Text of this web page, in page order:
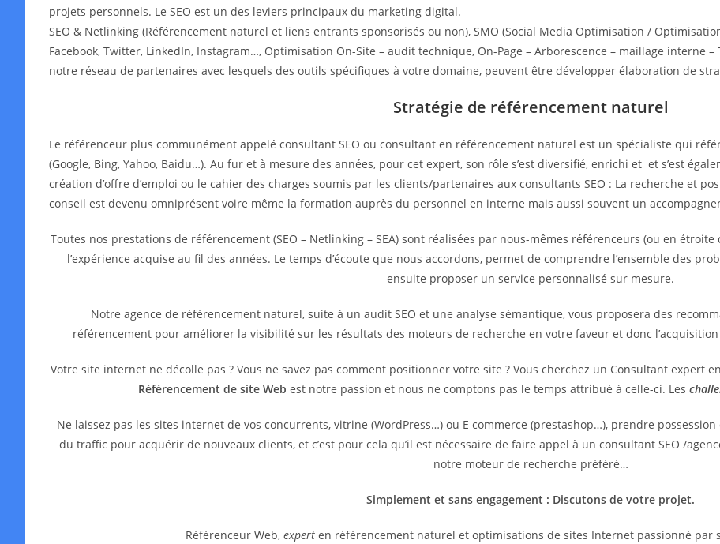
projets personnels. Le SEO est un des leviers principaux du marketing digital.
SEO & Netlinking (Référencement naturel et liens entrants sponsorisés ou non), SMO (Social Media Optimisation /
Facebook, Twitter, LinkedIn, Instagram…, Optimisation On-Site – audit technique, On-Page – Arborescence – maillage interne
notre réseau de partenaires avec lesquels des outils spécifiques à votre domaine, peuvent être développer élaboration de
Stratégie de référencement naturel
Le référenceur plus communément appelé consultant SEO ou consultant en référencement naturel est un spécialiste qui
(Google, Bing, Yahoo, Baidu…). Au fur et à mesure des années, pour cet expert, son rôle s’est diversifié, enrichi et et s’est
création d’offre d’emploi ou le cahier des charges soumis par les clients/partenaires aux consultants SEO : La recherche et
conseil est devenu omniprésent voire même la formation auprès du personnel en interne mais aussi souvent un
Toutes nos prestations de référencement (SEO – Netlinking – SEA) sont réalisées par nous-mêmes référenceurs (ou en
l’expérience acquise au fil des années. Le temps d’écoute que nous accordons, permet de comprendre l’ensemble des
ensuite proposer un service personnalisé sur mesure.
Notre agence de référencement naturel, suite à un audit SEO et une analyse sémantique, vous proposera des
référencement pour améliorer la visibilité sur les résultats des moteurs de recherche en votre faveur et donc
Votre site internet ne décolle pas ? Vous ne savez pas comment positionner votre site ? Vous cherchez un Consultant expert
Référencement de site Web est notre passion et nous ne comptons pas le temps attribué à celle-ci. Les
Ne laissez pas les sites internet de vos concurrents, vitrine (WordPress…) ou E commerce (prestashop…), prendre
du traffic pour acquérir de nouveaux clients, et c’est pour cela qu’il est nécessaire de faire appel à un consultant SEO /
notre moteur de recherche préféré…
Simplement et sans engagement : Discutons de votre projet.
Référenceur Web, expert en référencement naturel et optimisations de sites Internet passionné par